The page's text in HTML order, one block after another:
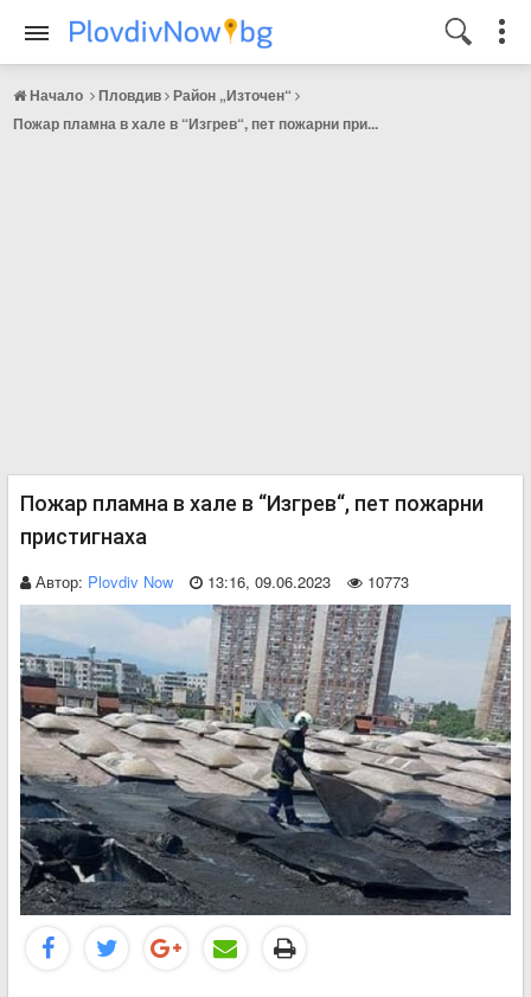
Начало Пловдив Район „Източен“
Пожар пламна в хале в “Изгрев“, пет пожарни при...
Пожар пламна в хале в “Изгрев“, пет пожарни
пристигнаха
Автор: Plovdiv Now 13:16, 09.06.2023 10773